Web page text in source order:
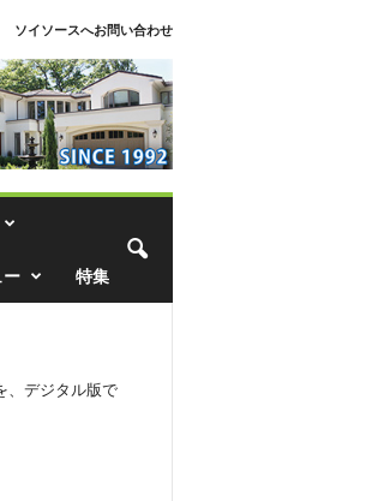
ソイソースへお問い合わせ
特集
、デジタル版で